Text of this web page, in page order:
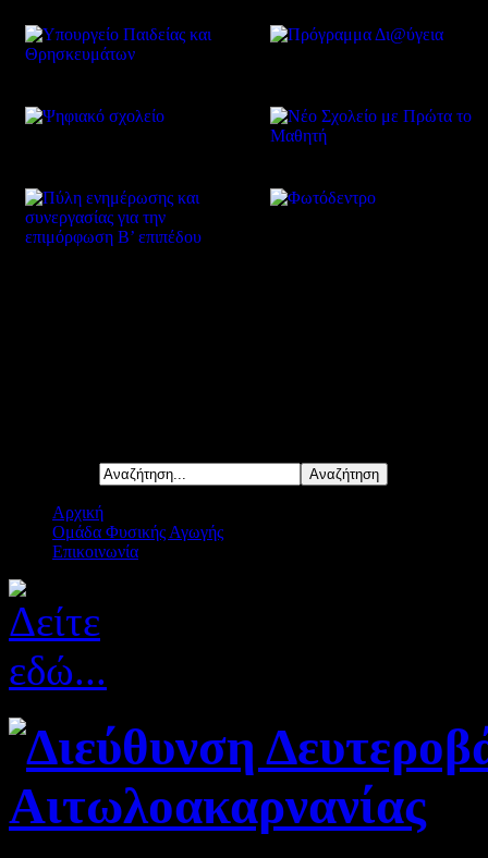
Αρχική
Ομάδα Φυσικής Αγωγής
Επικοινωνία